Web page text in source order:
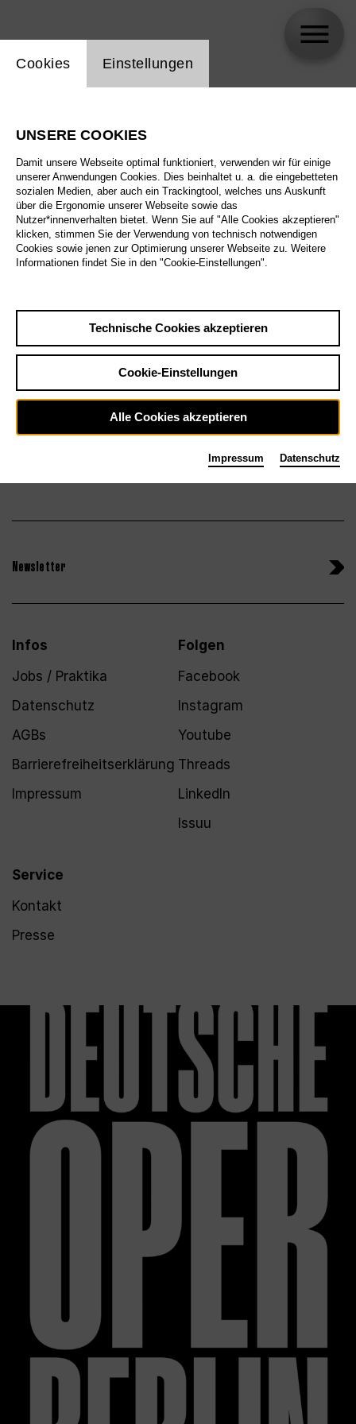
Biographie
Spielplan
Elektra
Fr 6.11.26
Großes Haus
Tickets
Fr 6.11.26
Di 17.11.26
Newsletter
Infos
Jobs / Praktika
Datenschutz
AGBs
Barrierefreiheitserklärung
Impressum
Service
Kontakt
Presse
Folgen
Facebook
Instagram
Youtube
Threads
LinkedIn
Issuu
Einstellung Website Cookie
Cookies Einstellungen
UNSERE COOKIES
Damit unsere Webseite optimal funktioniert, verwenden wir für einige
unserer Anwendungen Cookies. Dies beinhaltet u. a. die eingebetteten
sozialen Medien, aber auch ein Trackingtool, welches uns Auskunft
über die Ergonomie unserer Webseite sowie das
Nutzer*innenverhalten bietet. Wenn Sie auf "Alle Cookies akzeptieren"
klicken, stimmen Sie der Verwendung von technisch notwendigen
Cookies sowie jenen zur Optimierung unserer Webseite zu. Weitere
Informationen findet Sie in den "Cookie-Einstellungen".
Technische Cookies akzeptieren
Cookie-Einstellungen
Alle Cookies akzeptieren
Impressum Datenschutz